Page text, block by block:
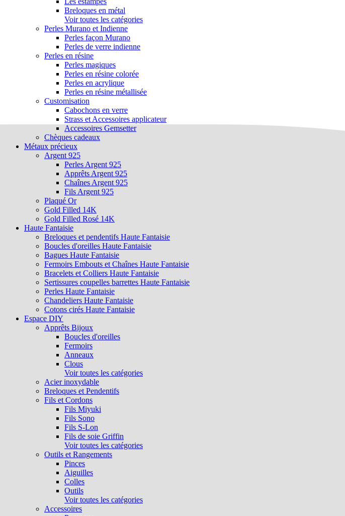
Breloques en métal
Voir toutes les catégories
Perles Murano et Indienne
Perles façon Murano
Perles de verre indienne
Perles en résine
Perles magiques
Perles en résine colorée
Perles en acrylique
Perles en résine métallisée
Customisation
Cabochons en verre
Strass et Accessoires applicateur
Accessoires Gemsetter
Chèques cadeaux
Métaux précieux
Argent 925
Perles Argent 925
Apprêts Argent 925
Chaînes Argent 925
Fils Argent 925
Plaqué Or
Gold Filled 14K
Gold Filled Rosé 14K
Haute Fantaisie
Breloques et pendentifs Haute Fantaisie
Boucles d'oreilles Haute Fantaisie
Bagues Haute Fantaisie
Fermoirs Embouts et Chaînes Haute Fantaisie
Bracelets et Colliers Haute Fantaisie
Sertissures coupelles barrettes Haute Fantaisie
Perles Haute Fantaisie
Chandeliers Haute Fantaisie
Cotons cirés Haute Fantaisie
Espace DIY
Apprêts Bijoux
Boucles d'oreilles
Fermoirs
Anneaux
Clous
Voir toutes les catégories
Acier inoxydable
Breloques et Pendentifs
Fils et Cordons
Fils Miyuki
Fils Sono
Fils S-Lon
Fils de soie Griffin
Voir toutes les catégories
Outils et Rangements
Pinces
Aiguilles
Colles
Outils
Voir toutes les catégories
Accessoires